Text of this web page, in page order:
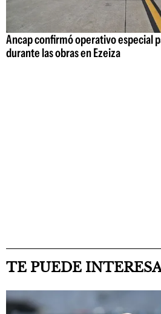
Ancap confirmó operativo especial
durante las obras en Ezeiza
TE PUEDE